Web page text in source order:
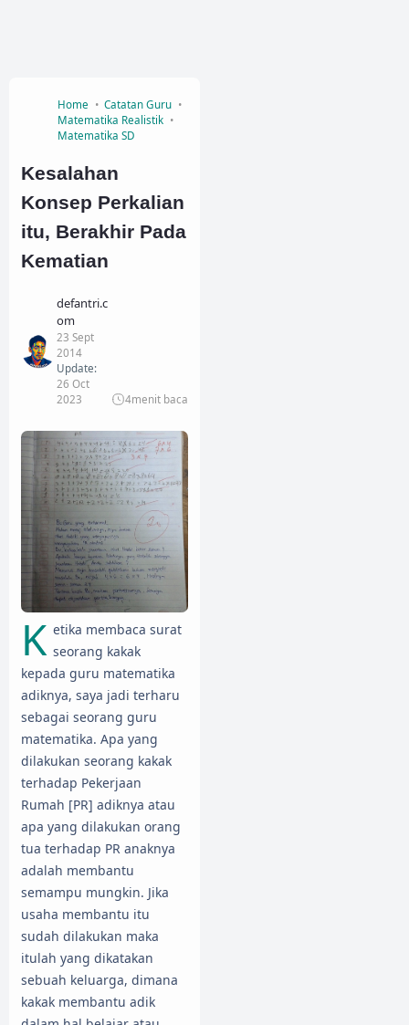
Home
Catatan Guru
Matematika Realistik
Matematika SD
Kesalahan
Konsep Perkalian
itu, Berakhir Pada
Kematian
defantri.c
om
23 Sept
2014
Update:
26 Oct
2023
4menit baca
K etika membaca surat
seorang kakak
kepada guru matematika
adiknya, saya jadi terharu
sebagai seorang guru
matematika. Apa yang
dilakukan seorang kakak
terhadap Pekerjaan
Rumah [PR] adiknya atau
apa yang dilakukan orang
tua terhadap PR anaknya
adalah membantu
semampu mungkin. Jika
usaha membantu itu
sudah dilakukan maka
itulah yang dikatakan
sebuah keluarga, dimana
kakak membantu adik